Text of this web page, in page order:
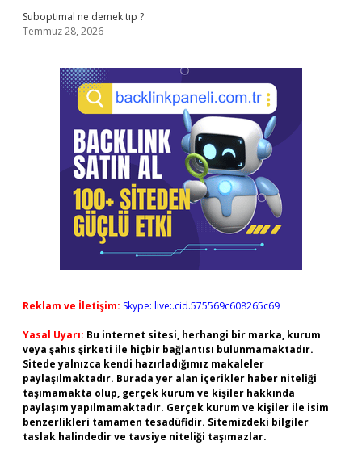
Suboptimal ne demek tıp ?
Temmuz 28, 2026
Reklam ve İletişim: Skype: live:.cid.575569c608265c69
Yasal Uyarı: Bu internet sitesi, herhangi bir marka, kurum
veya şahıs şirketi ile hiçbir bağlantısı bulunmamaktadır.
Sitede yalnızca kendi hazırladığımız makaleler
paylaşılmaktadır. Burada yer alan içerikler haber niteliği
taşımamakta olup, gerçek kurum ve kişiler hakkında
paylaşım yapılmamaktadır. Gerçek kurum ve kişiler ile isim
benzerlikleri tamamen tesadüfidir. Sitemizdeki bilgiler
taslak halindedir ve tavsiye niteliği taşımazlar.